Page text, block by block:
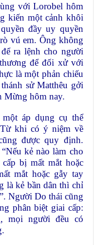
với Lorobel hôm
kiến một cảnh khôi
đầy uy quyền
vú em. Ông không
ra lệnh cho người
để đối xử với
là một phản chiếu
sử Matthêu gởi
Mừng hôm nay.
áp dụng cụ thể
khi có ý niệm về
được quy định.
kẻ nào làm cho
bị mất mắt hoặc
mắt hoặc gẫy tay
là kẻ bần dân thì chỉ
Người Do thái cũng
phân biệt giai cấp:
mọi người đều có